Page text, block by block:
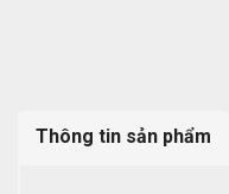
Thông tin sản phẩm